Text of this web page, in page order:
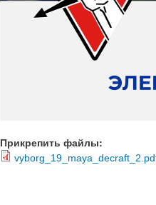
Прикрепить файлы: